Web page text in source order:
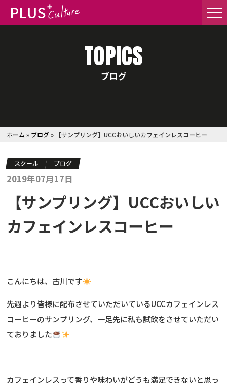
TOPICS
ブログ
ホーム » ブログ» 【サンプリング】UCCおいしいカフェインレスコーヒー
スクール ブログ
2019年07月17日
【サンプリング】UCCおいしい
カフェインレスコーヒー
こんにちは、古川です
先週より皆様に配布させていただいているUCCカフェインレス
コーヒーのサンプリング、一足先に私も試飲をさせていただい
ておりました
カフェインレスって香りや味わいがどうも満足できないと思っ